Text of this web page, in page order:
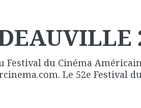
Festival du Cinéma
Le 52e Festival